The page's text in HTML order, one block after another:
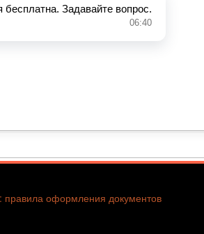
правила оформления документов